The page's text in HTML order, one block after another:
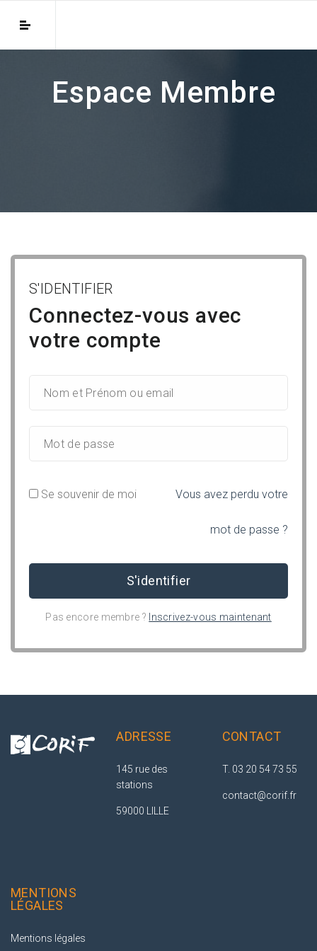
Espace Membre
S'IDENTIFIER
Connectez-vous avec
votre compte
Vous avez perdu votre
mot de passe ?
Se souvenir de moi
Pas encore membre ? Inscrivez-vous maintenant
ADRESSE
145 rue des
stations
59000 LILLE
CONTACT
T. 03 20 54 73 55
contact@corif.fr
MENTIONS
LÉGALES
Mentions légales